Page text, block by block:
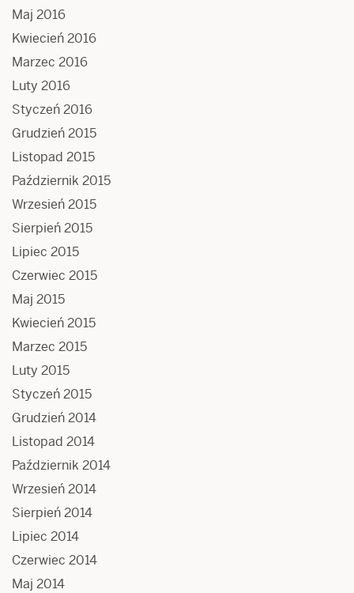
Maj 2016
Kwiecień 2016
Marzec 2016
Luty 2016
Styczeń 2016
Grudzień 2015
Listopad 2015
Październik 2015
Wrzesień 2015
Sierpień 2015
Lipiec 2015
Czerwiec 2015
Maj 2015
Kwiecień 2015
Marzec 2015
Luty 2015
Styczeń 2015
Grudzień 2014
Listopad 2014
Październik 2014
Wrzesień 2014
Sierpień 2014
Lipiec 2014
Czerwiec 2014
Maj 2014